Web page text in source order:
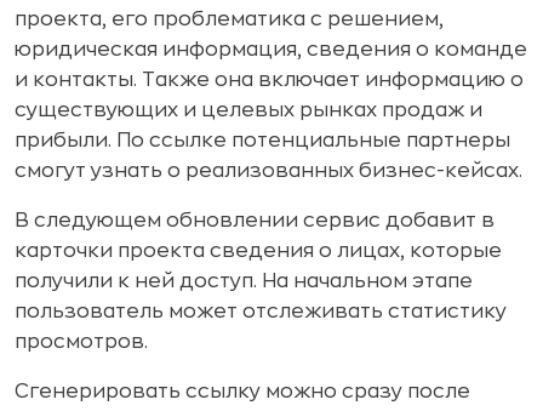
проекта, его проблематика с решением,
юридическая информация, сведения о команде
и контакты. Также она включает информацию о
существующих и целевых рынках продаж и
прибыли. По ссылке потенциальные партнеры
смогут узнать о реализованных бизнес-кейсах.
В следующем обновлении сервис добавит в
карточки проекта сведения о лицах, которые
получили к ней доступ. На начальном этапе
пользователь может отслеживать статистику
просмотров.
Сгенерировать ссылку можно сразу после